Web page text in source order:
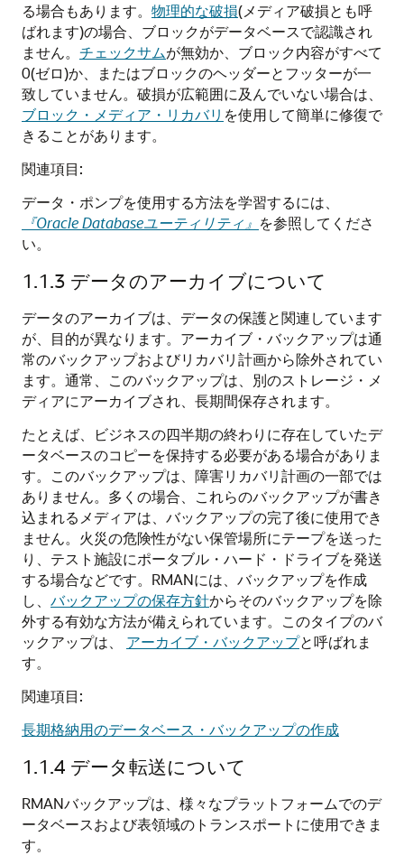
る場合もあります。 物理的な破損(メディア破損とも呼
ばれます)の場合、ブロックがデータベースで認識され
ません。 チェックサムが無効か、ブロック内容がすべて
0(ゼロ)か、またはブロックのヘッダーとフッターが一
致していません。破損が広範囲に及んでいない場合は、
ブロック・メディア・リカバリ を使用して簡単に修復で
きることがあります。
関連項目:
データ・ポンプを使用する方法を学習するには、
『Oracle Databaseユーティリティ』 を参照してくださ
い。
1.1.3 データのアーカイブについて
データのアーカイブは、データの保護と関連しています
が、目的が異なります。アーカイブ・バックアップは通
常のバックアップおよびリカバリ計画から除外されてい
ます。通常、このバックアップは、別のストレージ・メ
ディアにアーカイブされ、長期間保存されます。
たとえば、ビジネスの四半期の終わりに存在していたデ
ータベースのコピーを保持する必要がある場合がありま
す。このバックアップは、障害リカバリ計画の一部では
ありません。多くの場合、これらのバックアップが書き
込まれるメディアは、バックアップの完了後に使用でき
ません。火災の危険性がない保管場所にテープを送った
り、テスト施設にポータブル・ハード・ドライブを発送
する場合などです。RMANには、バックアップを作成
し、 バックアップの保存方針からそのバックアップを除
外する有効な方法が備えられています。このタイプのバ
ックアップは、 アーカイブ・バックアップと呼ばれま
す。
関連項目:
長期格納用のデータベース・バックアップの作成
1.1.4 データ転送について
RMANバックアップは、様々なプラットフォームでのデ
ータベースおよび表領域のトランスポートに使用できま
す。